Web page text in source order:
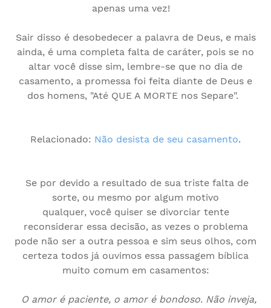
apenas uma vez!
Sair disso é desobedecer a palavra de Deus, e mais
ainda, é uma completa falta de caráter, pois se no
altar você disse sim, lembre-se que no dia de
casamento, a promessa foi feita diante de Deus e
dos homens, "Até QUE A MORTE nos Separe".
Relacionado: Não desista de seu casamento.
Se por devido a resultado de sua triste falta de
sorte, ou mesmo por algum motivo
qualquer, vocêquiser se divorciar tente
reconsiderar essa decisão, as vezes o problema
pode não ser a outra pessoa e sim seus olhos, com
certeza todos já ouvimos essa passagem bíblica
muito comum em casamentos:
O amor é paciente, o amor é bondoso. Não inveja,